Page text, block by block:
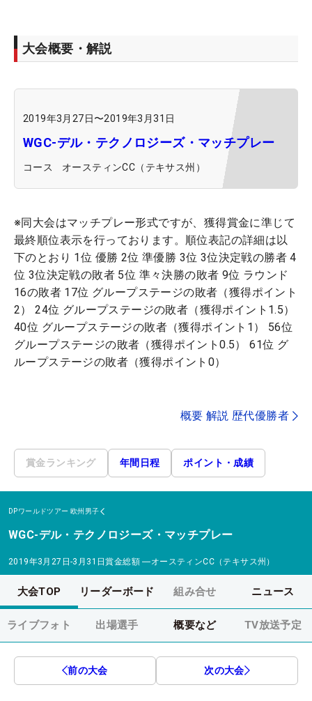
大会概要・解説
2019年3月27日〜2019年3月31日
WGC-デル・テクノロジーズ・マッチプレー
コース オースティンCC（テキサス州）
※同大会はマッチプレー形式ですが、獲得賞金に準じて
最終順位表示を行っております。順位表記の詳細は以
下のとおり 1位 優勝 2位 準優勝 3位 3位決定戦の勝者 4
位 3位決定戦の敗者 5位 準々決勝の敗者 9位 ラウンド
16の敗者 17位 グループステージの敗者（獲得ポイント
2） 24位 グループステージの敗者（獲得ポイント1.5）
40位 グループステージの敗者（獲得ポイント1） 56位
グループステージの敗者（獲得ポイント0.5） 61位 グ
ループステージの敗者（獲得ポイント0）
概要 解説 歴代優勝者
賞金ランキング 年間日程 ポイント・成績
DPワールドツアー 欧州男子
WGC-デル・テクノロジーズ・マッチプレー
2019年3月27日-3月31日賞金総額 ―オースティンCC（テキサス州）
大会TOP リーダーボード 組み合せ ニュース
ライブフォト 出場選手 概要など TV放送予定
前の大会 次の大会